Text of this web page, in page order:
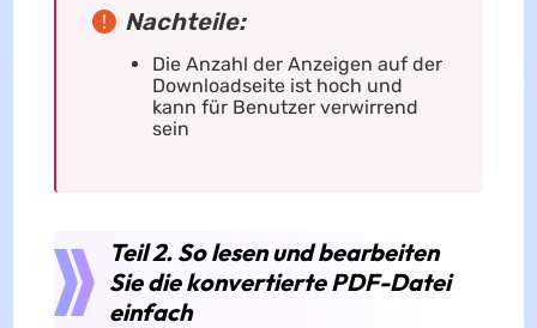
Nachteile:
Die Anzahl der Anzeigen auf der
Downloadseite ist hoch und
kann für Benutzer verwirrend
sein
Teil 2. So lesen und bearbeiten
Sie die konvertierte PDF-Datei
einfach